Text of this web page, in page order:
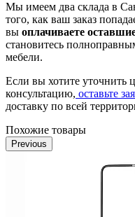
Мы имеем два склада в
того, как ваш заказ
вы оплачиваете
становитесь
мебели.
Если вы хотите уточнить
консультацию, оставьте
доставку по всей
Похожие товары
Previous